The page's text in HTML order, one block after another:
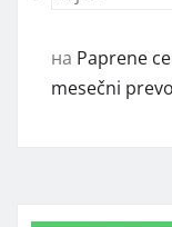
на Paprene
mesečni